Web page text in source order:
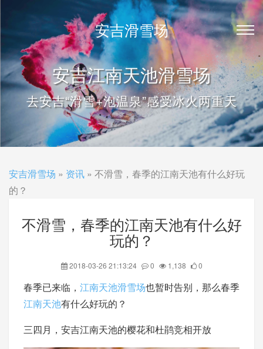
安吉滑雪场
安吉江南天池滑雪场
去安吉“滑雪+泡温泉”感受冰火两重天
安吉滑雪场 » 资讯 » 不滑雪，春季的江南天池有什么好玩
的？
不滑雪，春季的江南天池有什么好
玩的？
2018-03-26 21:13:24 0 1,138 0
春季已来临， 江南天池滑雪场也暂时告别，那么春季
江南天池有什么好玩的？
三四月，安吉江南天池的樱花和杜鹃竞相开放